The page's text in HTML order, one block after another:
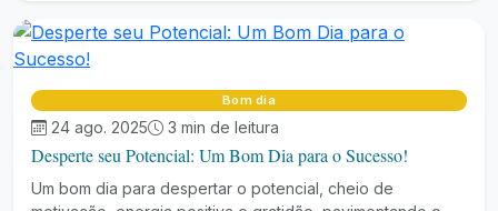
Bom dia
24 ago. 2025 3 min de leitura
Desperte seu Potencial: Um Bom Dia para o Sucesso!
Um bom dia para despertar o potencial, cheio de